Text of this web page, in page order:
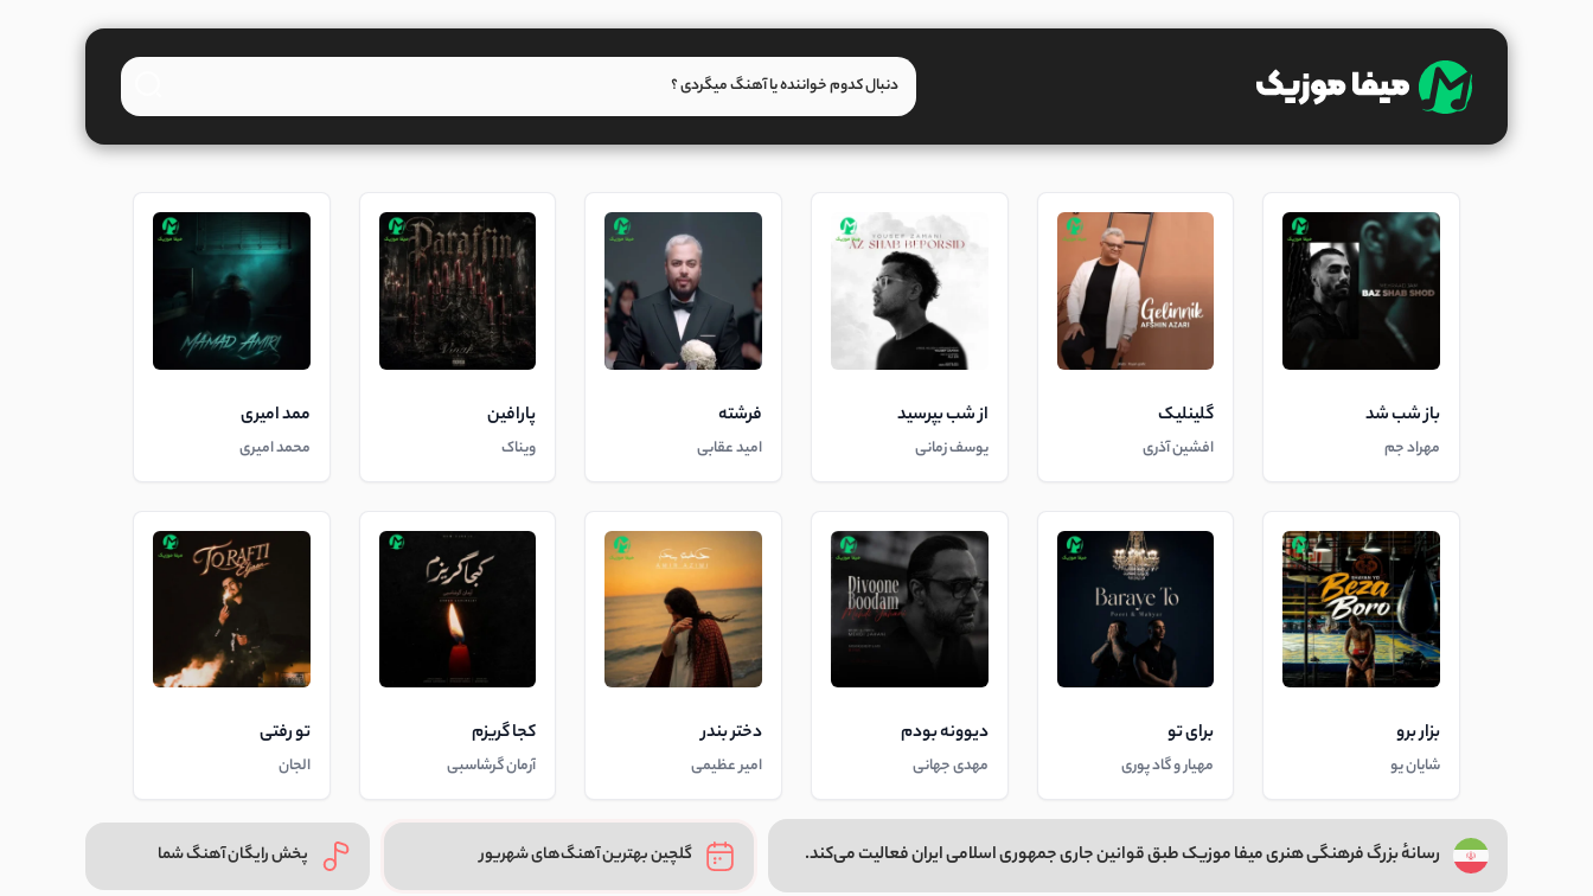
باز شب شد
مهراد جم
گلینلیک
افشین آذری
از شب بپرسید
یوسف زمانی
فرشته
امید عقابی
پارافین
ویناک
ممد امیری
محمد امیری
بزار برو
شایان یو
برای تو
مهیار و گاد پوری
دیوونه بودم
مهدی جهانی
دختر بندر
امیر عظیمی
کجا گریزم
آرمان گرشاسبی
تو رفتی
الجان
رسانهٔ بزرگ فرهنگی هنری میفا موزیک طبق قوانین جاری جمهوری اسلامی ایران فعالیت می‌کند. گلچین بهترین آهنگ‌های شهریور پخش رایگان آهنگ شما